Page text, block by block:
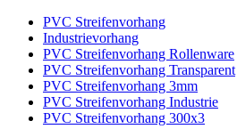
PVC Streifenvorhang
Industrievorhang
PVC Streifenvorhang Rollenware
PVC Streifenvorhang Transparent
PVC Streifenvorhang 3mm
PVC Streifenvorhang Industrie
PVC Streifenvorhang 300x3